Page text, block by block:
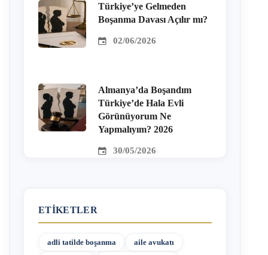
Türkiye’ye Gelmeden
Boşanma Davası Açılır mı?
02/06/2026
Almanya’da Boşandım
Türkiye’de Hala Evli
Görünüyorum Ne
Yapmalıyım? 2026
30/05/2026
ETIKETLER
adli tatilde boşanma aile avukatı